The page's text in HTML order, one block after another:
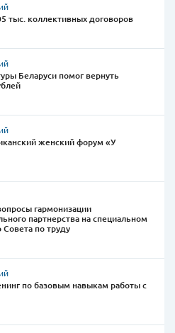
тыс. коллективных договоров
Беларуси помог вернуть
женский форум «У
гармонизации
партнерства на специальном
Совета по труду
по базовым навыкам работы с